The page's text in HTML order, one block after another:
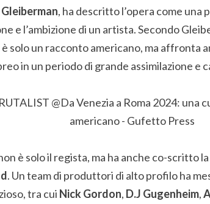
, ha descritto l’opera come una
e l’ambizione di un artista. Secondo
è solo un racconto americano, ma affronta
in un periodo di grande assimilazione e
è solo il regista, ma ha anche co-scritto
. Un team di produttori di alto profilo ha
tra cui Nick Gordon, D.J Gugenheim,